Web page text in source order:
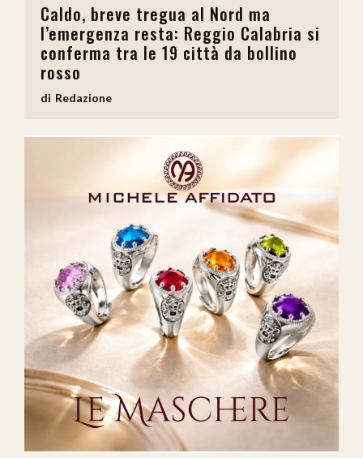
Caldo, breve tregua al Nord ma
l’emergenza resta: Reggio Calabria si
conferma tra le 19 città da bollino
rosso
Redazione